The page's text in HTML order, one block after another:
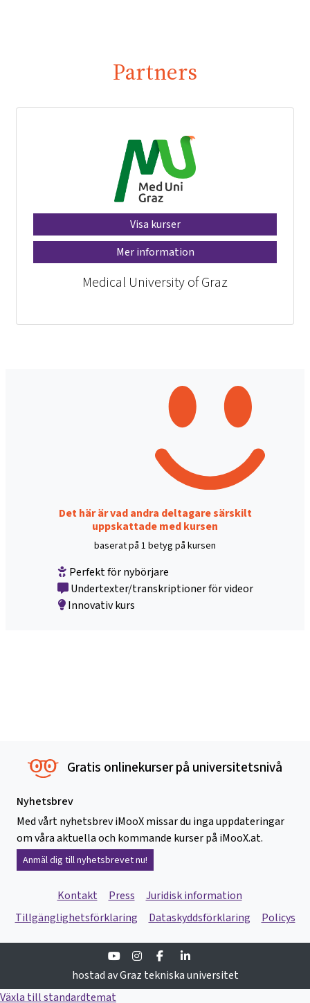
Partners
Visa kurser
Mer information
Medical University of Graz
Det här är vad andra deltagare särskilt
uppskattade med kursen
baserat på 1 betyg på kursen
Perfekt för nybörjare
Undertexter/transkriptioner för videor
Innovativ kurs
Gratis onlinekurser på universitetsnivå
Nyhetsbrev
Med vårt nyhetsbrev iMooX missar du inga uppdateringar
om våra aktuella och kommande kurser på iMooX.at.
Anmäl dig till nyhetsbrevet nu!
Kontakt Press
Juridisk information
Tillgänglighetsförklaring
Dataskyddsförklaring Policys
YoutubeInstagramFacebook
hostad av Graz tekniska universitet
Växla till standardtemat